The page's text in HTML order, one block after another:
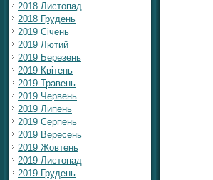
2018 Листопад
2018 Грудень
2019 Січень
2019 Лютий
2019 Березень
2019 Квітень
2019 Травень
2019 Червень
2019 Липень
2019 Серпень
2019 Вересень
2019 Жовтень
2019 Листопад
2019 Грудень